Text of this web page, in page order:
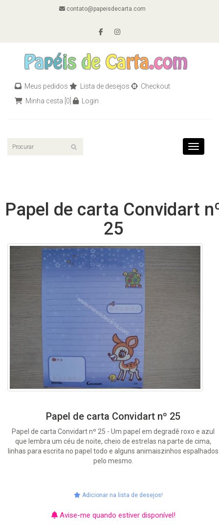
contato@papeisdecarta.com
Meus pedidos Lista de desejos
Checkout
Minha cesta [0] Login
Toggle
Papel de carta Convidart
25
Papel de carta Convidart nº 25
Papel de carta Convidart nº 25 - Um papel em degradê roxo e azul
que lembra um céu de noite, cheio de estrelas na parte de cima,
linhas para escrita no papel todo e alguns animaiszinhos espalhados
pelo mesmo.
Adicionar na lista de desejos!
Avise-me quando estiver disponível!